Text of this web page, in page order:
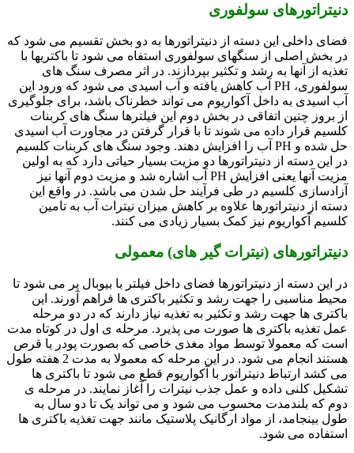
دنیتراتورهای سولفوری
فضای داخلی این دسته از دنیتراتورها به دو بخش تقسیم می شود که
در بخش اصلی از سنگهای سولفوری استفاه می شود تا باکتریها با
تغذیه از آنها به رشد و تکثیر بپردازند. در اثر مصرف سنگ های
سولفوری، PH آب کاهش یافته و آب اسیدی می شود که ورود این
آب اسیدی به داخل آکواریوم می تواند خطرناک باشد، برای جلوگیری
از بروز چنین اتفاقی در بخش دوم این فیلترها سنگ های کربنات
کلسیم قرار داده می شوند تا با قرار گرفتن در مجاورت آب اسیدی
حل شده و PH آب را افزایش دهند. وجود سنگ های کربنات کلسیم
در این دسته از دنیتراتورها دو مزیت بسیار حیاتی دارد که به اولین
مزیت آنها یعنی افزایش PH آب اشاره شد و مزیت دوم آنها نیز
آزادسازی کلسیم در طی فرآیند حل شدن می باشد. در واقع این
دسته از دنیتراتورها علاوه بر کاهش میزان نیترات آب به تامین
کلسیم آکواریوم نیز کمک بسیار زیادی می کنند.
دنیتراتورهای (نیترات گیر های) معمولی
در این دسته از دنیتراتورها فضای داخل فیلتر با بیوبال پر می شود تا
محیط مناسبی را جهت رشد و تکثیر باکتری ها فراهم آورند. این
باکتری ها جهت رشد و تکثیر به تغذیه نیاز دارند که در دو مرحله
عمل تغذیه باکتری ها صورت می پذیرد. مرحله ی اول در کوتاه مدت
است که معمولا توسط مواد مغذی خاصی که بصورت پودر یا قرص
هستند انجام می شود. در این مرحله که معمولا به مدت 2 هفته طول
می کشد ارتباط دنیتراتور با آکواریوم قطع می شود تا باکتری ها
تشکیل کلنی داده و عمل جذب نیترات را آغاز نمایند. در مرحله ی
دوم که بلندمدت محسوب می شود و می تواند یک تا دو سال به
طول بینجامد، از مواد ارگانیک پلاستیک مانند جهت تغذیه باکتری ها
استفاده می شود.